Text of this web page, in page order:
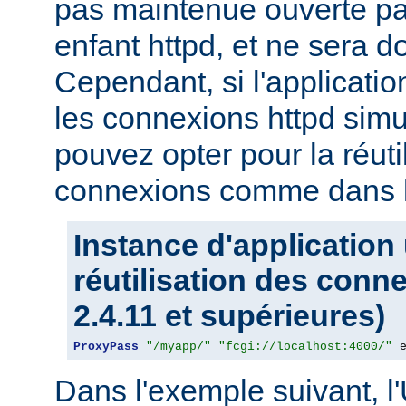
pas maintenue ouverte
enfant httpd, et ne sera
Cependant, si
les connexions httpd
pouvez opter pour la
connexions comme
Instance d'application
réutilisation des
2.4.11 et supérieures)
ProxyPass "/myapp/" "fcgi://localhost:4000/"
Dans l'exemple suivant,